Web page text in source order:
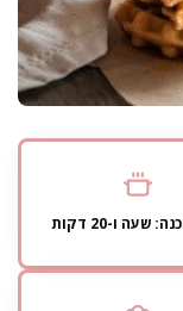
שעה ו-20 דקות